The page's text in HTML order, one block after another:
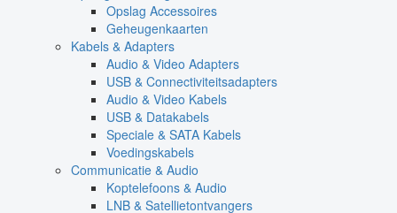
Opslag Accessoires
Geheugenkaarten
Kabels & Adapters
Audio & Video Adapters
USB & Connectiviteitsadapters
Audio & Video Kabels
USB & Datakabels
Speciale & SATA Kabels
Voedingskabels
Communicatie & Audio
Koptelefoons & Audio
LNB & Satellietontvangers